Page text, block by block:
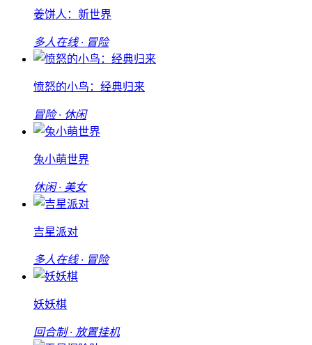
姜饼人：新世界
多人在线 · 冒险
愤怒的小鸟：经典归来
冒险 · 休闲
兔小萌世界
休闲 · 美女
吉星派对
多人在线 · 冒险
妖妖棋
回合制 · 放置挂机